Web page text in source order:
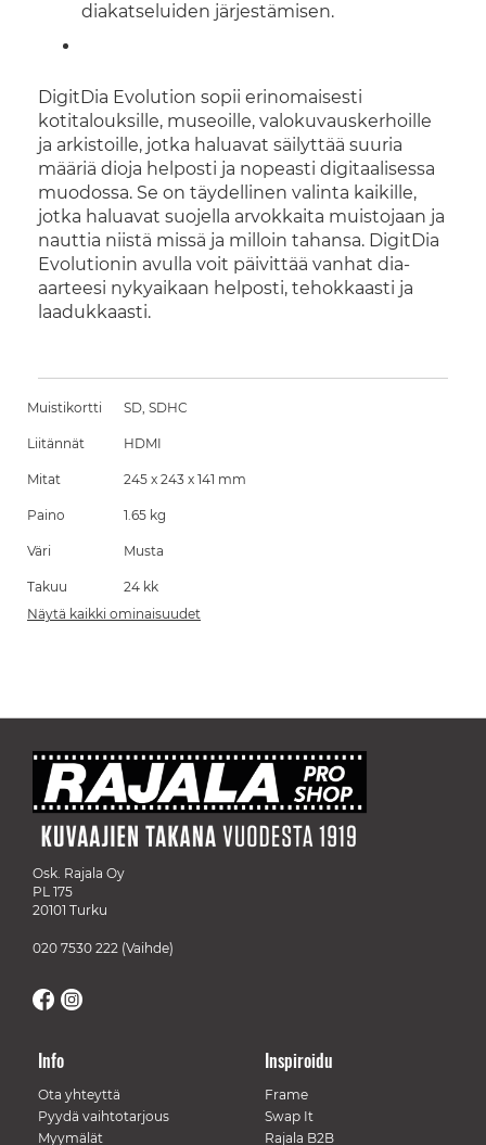
diakatseluiden järjestämisen.
DigitDia Evolution sopii erinomaisesti
kotitalouksille, museoille, valokuvauskerhoille
ja arkistoille, jotka haluavat säilyttää suuria
määriä dioja helposti ja nopeasti digitaalisessa
muodossa. Se on täydellinen valinta kaikille,
jotka haluavat suojella arvokkaita muistojaan ja
nauttia niistä missä ja milloin tahansa. DigitDia
Evolutionin avulla voit päivittää vanhat dia-
aarteesi nykyaikaan helposti, tehokkaasti ja
laadukkaasti.
Muistikortti SD, SDHC
Liitännät HDMI
Mitat 245 x 243 x 141 mm
Paino 1.65 kg
Väri Musta
Takuu
24 kk
Näytä kaikki ominaisuudet
Osk. Rajala Oy
PL 175
20101 Turku
020 7530 222 (Vaihde)
Info
Ota yhteyttä
Pyydä vaihtotarjous
Myymälät
Inspiroidu
Frame
Swap It
Rajala B2B